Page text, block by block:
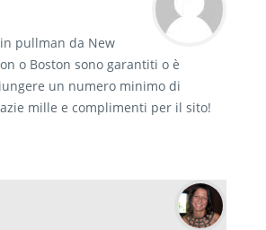
pullman da New
o Boston sono garantiti o è
un numero minimo di
mille e complimenti per il sito!